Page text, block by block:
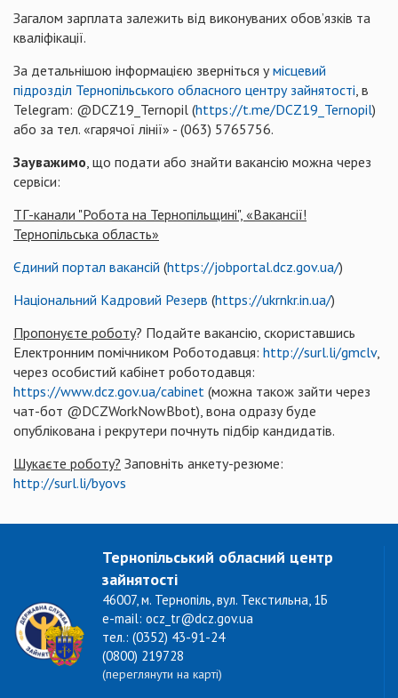
Загалом зарплата залежить від виконуваних обов’язків та
кваліфікації.
За детальнішою інформацією зверніться умісцевий
підрозділ Тернопільського обласного центру зайнятості, в
Telegram: @DCZ19_Ternopil (https://t.me/DCZ19_Ternopil)
або за тел. «гарячої лінії» - (063) 5765756.
Зауважимо, що подати або знайти вакансію можна через
сервіси:
ТГ-канали "Робота на Тернопільщині", «Вакансії!
Тернопільська область»
Єдиний портал вакансій (https://jobportal.dcz.gov.ua/)
Національний Кадровий Резерв (https://ukrnkr.in.ua/)
Пропонуєте роботу? Подайте вакансію, скориставшись
Електронним помічником Роботодавця: http://surl.li/gmclv,
через особистий кабінет роботодавця:
https://www.dcz.gov.ua/cabinet (можна також зайти через
чат-бот @DCZWorkNowBbot), вона одразу буде
опублікована і рекрутери почнуть підбір кандидатів.
Шукаєте роботу? Заповніть анкету-резюме:
http://surl.li/byovs
Тернопільський обласний центр
зайнятості
46007, м. Тернопіль, вул. Текстильна, 1Б
e-mail: ocz_tr@dcz.gov.ua
тел.: (0352) 43-91-24
(0800) 219728
(переглянути на карті)